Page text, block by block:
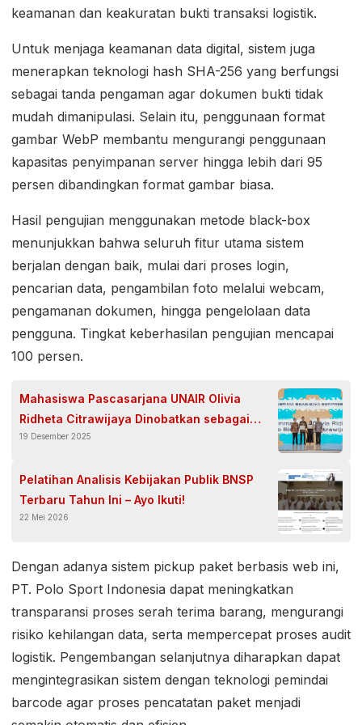
keamanan dan keakuratan bukti transaksi logistik.
Untuk menjaga keamanan data digital, sistem juga
menerapkan teknologi hash SHA-256 yang berfungsi
sebagai tanda pengaman agar dokumen bukti tidak
mudah dimanipulasi. Selain itu, penggunaan format
gambar WebP membantu mengurangi penggunaan
kapasitas penyimpanan server hingga lebih dari 95
persen dibandingkan format gambar biasa.
Hasil pengujian menggunakan metode black-box
menunjukkan bahwa seluruh fitur utama sistem
berjalan dengan baik, mulai dari proses login,
pencarian data, pengambilan foto melalui webcam,
pengamanan dokumen, hingga pengelolaan data
pengguna. Tingkat keberhasilan pengujian mencapai
100 persen.
Mahasiswa Pascasarjana UNAIR Olivia
Ridheta Citrawijaya Dinobatkan sebagai
Awardee Beasiswa Komdigi Berprestasi
19 Desember 2025
Pelatihan Analisis Kebijakan Publik BNSP
Terbaru Tahun Ini – Ayo Ikuti!
22 Mei 2026
Dengan adanya sistem pickup paket berbasis web ini,
PT. Polo Sport Indonesia dapat meningkatkan
transparansi proses serah terima barang, mengurangi
risiko kehilangan data, serta mempercepat proses audit
logistik. Pengembangan selanjutnya diharapkan dapat
mengintegrasikan sistem dengan teknologi pemindai
barcode agar proses pencatatan paket menjadi